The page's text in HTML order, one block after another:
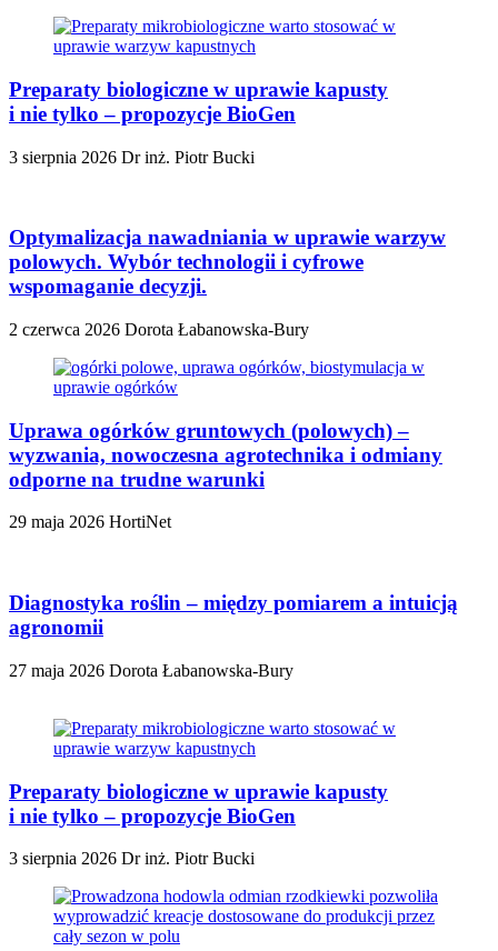
Preparaty biologiczne w uprawie kapusty
i nie tylko – propozycje BioGen
3 sierpnia 2026 Dr inż. Piotr Bucki
Optymalizacja nawadniania w uprawie warzyw
polowych. Wybór technologii i cyfrowe
wspomaganie decyzji.
2 czerwca 2026 Dorota Łabanowska-Bury
Uprawa ogórków gruntowych (polowych) –
wyzwania, nowoczesna agrotechnika i odmiany
odporne na trudne warunki
29 maja 2026 HortiNet
Diagnostyka roślin – między pomiarem a intuicją
agronomii
27 maja 2026 Dorota Łabanowska-Bury
Preparaty biologiczne w uprawie kapusty
i nie tylko – propozycje BioGen
3 sierpnia 2026 Dr inż. Piotr Bucki